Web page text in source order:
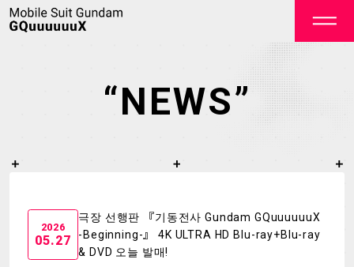
“NEWS”
2026
05.27
극장 선행판 『기동전사 Gundam GQuuuuuuX
-Beginning-』 4K ULTRA HD Blu-ray+Blu-ray
& DVD 오늘 발매!